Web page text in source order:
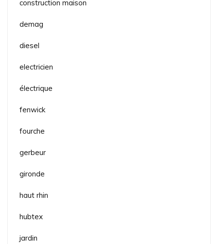
construction maison
demag
diesel
electricien
électrique
fenwick
fourche
gerbeur
gironde
haut rhin
hubtex
jardin